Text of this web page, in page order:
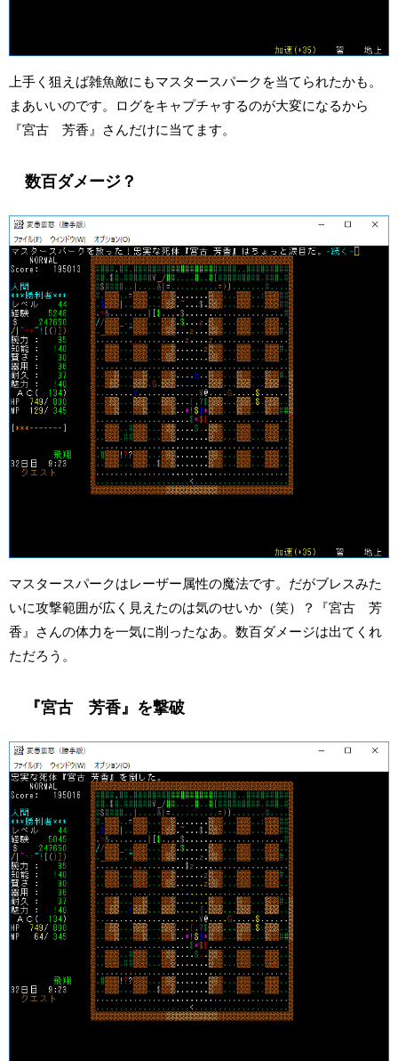
上手く狙えば雑魚敵にもマスタースパークを当てられたかも。
まあいいのです。ログをキャプチャするのが大変になるから
『宮古 芳香』さんだけに当てます。
数百ダメージ？
マスタースパークはレーザー属性の魔法です。だがブレスみた
いに攻撃範囲が広く見えたのは気のせいか（笑）？『宮古 芳
香』さんの体力を一気に削ったなあ。数百ダメージは出てくれ
ただろう。
『宮古 芳香』を撃破